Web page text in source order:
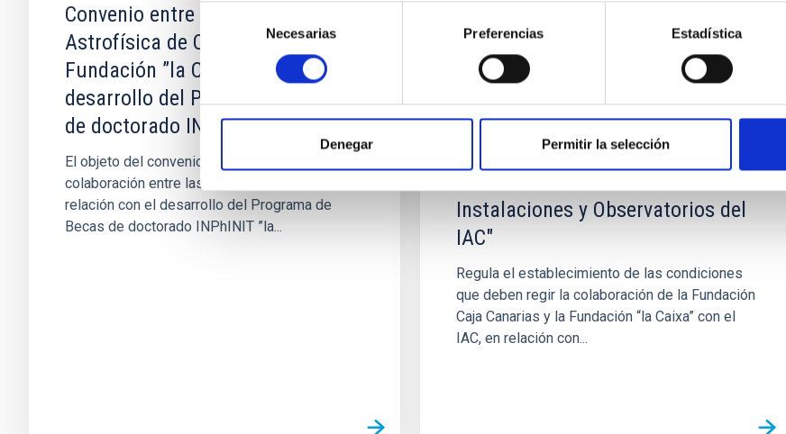
de
consentimiento
Necesarias Preferencias Estadística
Denegar Permitir la selección
Convenio entre el Instituto de
Astrofísica de Canarias y la
Fundación ”la Caixa” para el
desarrollo del Programa de Becas
de doctorado INPhINIT ”la Caixa””
El objeto del convenio es acordar la
colaboración entre las entidades firmantes en
relación con el desarrollo del Programa de
Becas de doctorado INPhINIT ”la...
Astrofísica de Canarias, la
Fundación CajaCanarias y la
Fundación Bancaria “La Caixa”
para el desarrollo de un
“Programa de Soporte Técnico y
Instalaciones y Observatorios del
IAC"
Regula el establecimiento de las condiciones
que deben regir la colaboración de la Fundación
Caja Canarias y la Fundación “la Caixa” con el
IAC, en relación con...